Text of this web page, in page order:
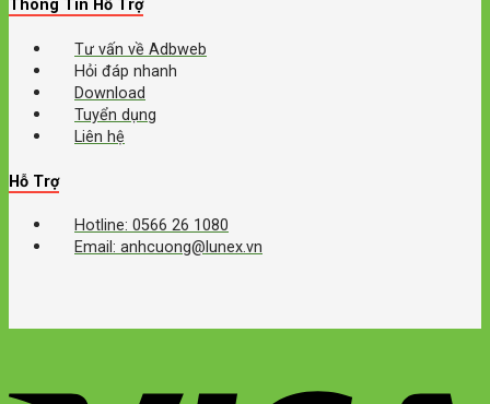
Thông Tin Hỗ Trợ
Tư vấn về Adbweb
Hỏi đáp nhanh
Download
Tuyển dụng
Liên hệ
Hỗ Trợ
Hotline: 0566 26 1080
Email: anhcuong@lunex.vn